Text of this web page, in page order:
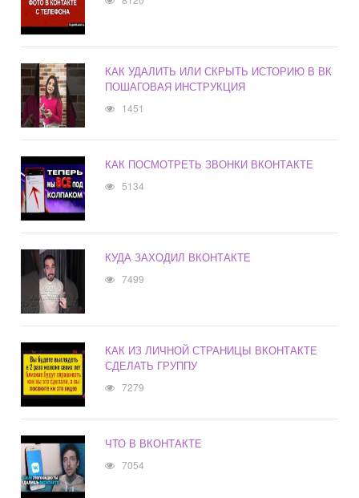
КАК УДАЛИТЬ ИЛИ СКРЫТЬ ИСТОРИЮ В ВК
ПОШАГОВАЯ ИНСТРУКЦИЯ
1451
КАК ПОСМОТРЕТЬ ЗВОНКИ ВКОНТАКТЕ
5134
КУДА ЗАХОДИЛ ВКОНТАКТЕ
7499
КАК ИЗ ЛИЧНОЙ СТРАНИЦЫ ВКОНТАКТЕ
СДЕЛАТЬ ГРУППУ
7279
ЧТО В ВКОНТАКТЕ
7054